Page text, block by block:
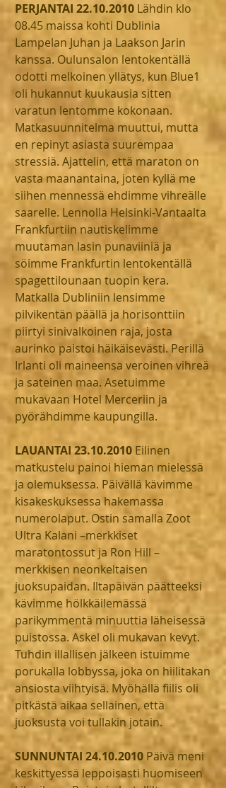
PERJANTAI 22.10.2010 Lähdin klo
08.45 maissa kohti Dublinia
Lampelan Juhan ja Laakson Jarin
kanssa. Oulunsalon lentokentällä
odotti melkoinen yllätys, kun Blue1
oli hukannut kuukausia sitten
varatun lentomme kokonaan.
Matkasuunnitelma muuttui, mutta
en repinyt asiasta suurempaa
stressiä. Ajattelin, että maraton on
vasta maanantaina, joten kyllä me
siihen mennessä ehdimme vihreälle
saarelle. Lennolla Helsinki-Vantaalta
Frankfurtiin nautiskelimme
muutaman lasin punaviiniä ja
söimme Frankfurtin lentokentällä
spagettilounaan tuopin kera.
Matkalla Dubliniin lensimme
pilvikentän päällä ja horisonttiin
piirtyi sinivalkoinen raja, josta
aurinko paistoi häikäisevästi. Perillä
Irlanti oli maineensa veroinen vihreä
ja sateinen maa. Asetuimme
mukavaan Hotel Merceriin ja
pyörähdimme kaupungilla.
LAUANTAI 23.10.2010 Eilinen
matkustelu painoi hieman mielessä
ja olemuksessa. Päivällä kävimme
kisakeskuksessa hakemassa
numerolaput. Ostin samalla Zoot
Ultra Kalani –merkkiset
maratontossut ja Ron Hill –
merkkisen neonkeltaisen
juoksupaidan. Iltapäivän päätteeksi
kävimme hölkkäilemässä
parikymmentä minuuttia läheisessä
puistossa. Askel oli mukavan kevyt.
Tuhdin illallisen jälkeen istuimme
porukalla lobbyssa, joka on hiilitakan
ansiosta viihtyisä. Myöhällä fiilis oli
pitkästä aikaa sellainen, että
juoksusta voi tullakin jotain.
SUNNUNTAI 24.10.2010 Päivä meni
keskittyessä leppoisasti huomiseen